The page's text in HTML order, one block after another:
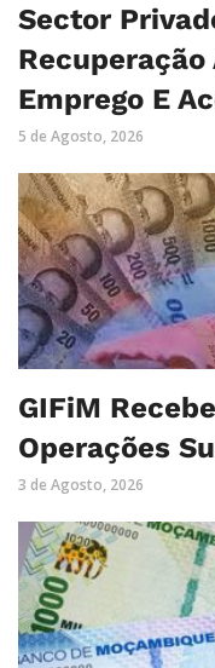
Sector
Recuperação
Emprego E
5 de Agosto, 2026
GIFiM
Operações
3 de Agosto, 2026